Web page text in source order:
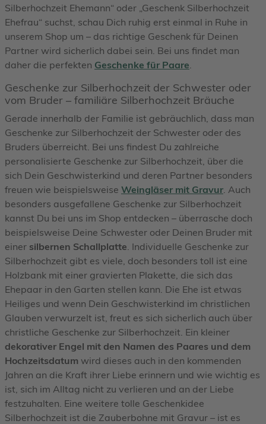
Silberhochzeit Ehemann“ oder „Geschenk Silberhochzeit
Ehefrau“ suchst, schau Dich ruhig erst einmal in Ruhe in
unserem Shop um – das richtige Geschenk für Deinen
Partner wird sicherlich dabei sein. Bei uns findet man
daher die perfekten Geschenke für Paare
Geschenke zur Silberhochzeit der Schwester oder
vom Bruder – familiäre Silberhochzeit Bräuche
Gerade innerhalb der Familie ist gebräuchlich, dass man
Geschenke zur Silberhochzeit der Schwester oder des
Bruders überreicht. Bei uns findest Du zahlreiche
personalisierte Geschenke zur Silberhochzeit, über die
sich Dein Geschwisterkind und deren Partner besonders
freuen wie beispielsweise Weingläser mit Gravur . Auch
besonders ausgefallene Geschenke zur Silberhochzeit
kannst Du bei uns im Shop entdecken – überrasche doch
beispielsweise Deine Schwester oder Deinen Bruder mit
einer silbernen Schallplatte . Individuelle Geschenke zur
Silberhochzeit gibt es viele, doch besonders toll ist eine
Holzbank mit einer gravierten Plakette, die sich das
Ehepaar in den Garten stellen kann. Die Ehe ist etwas
Heiliges und wenn Dein Geschwisterkind im christlichen
Glauben verwurzelt ist, freut es sich sicherlich auch über
christliche Geschenke zur Silberhochzeit. Ein kleiner
dekorativer Engel mit den Namen des Paares und dem
Hochzeitsdatum wird dieses auch in den kommenden
Jahren an die Kraft ihrer Liebe erinnern und wie wichtig es
ist, sich im Alltag nicht zu verlieren und an der Liebe
festzuhalten. Eine weitere tolle Geschenkidee
Silberhochzeit ist die Zauberbohne mit Gravur – ist es